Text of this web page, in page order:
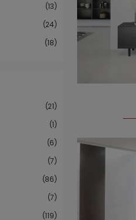
13
24
18
21
1
6
7
86
7
119